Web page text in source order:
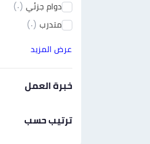
دوام جزئي (٠)
متدرب (٠)
عرض المزيد
خبرة العمل
ترتيب حسب